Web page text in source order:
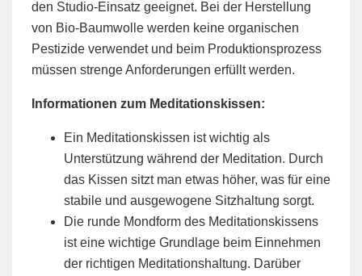
den Studio-Einsatz geeignet. Bei der Herstellung
von Bio-Baumwolle werden keine organischen
Pestizide verwendet und beim Produktionsprozess
müssen strenge Anforderungen erfüllt werden.
Informationen zum Meditationskissen:
Ein Meditationskissen ist wichtig als
Unterstützung während der Meditation. Durch
das Kissen sitzt man etwas höher, was für eine
stabile und ausgewogene Sitzhaltung sorgt.
Die runde Mondform des Meditationskissens
ist eine wichtige Grundlage beim Einnehmen
der richtigen Meditationshaltung. Darüber